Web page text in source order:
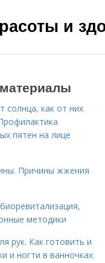
и
солнца, как от них
пятен на лице
Причины жжения
методики
рук. Как готовить и
и ногти в ванночках